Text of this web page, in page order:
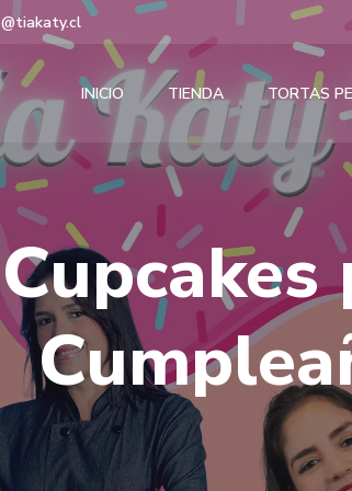
INICIO TIENDA TORTAS
Cupcakes